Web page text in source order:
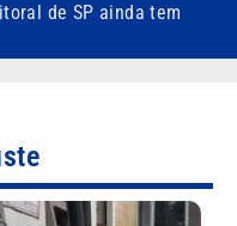
de SP ainda tem